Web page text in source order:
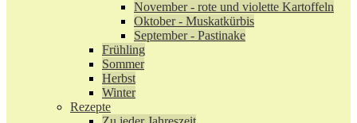
November - rote und violette Kartoffeln
Oktober - Muskatkürbis
September - Pastinake
Frühling
Sommer
Herbst
Winter
Rezepte